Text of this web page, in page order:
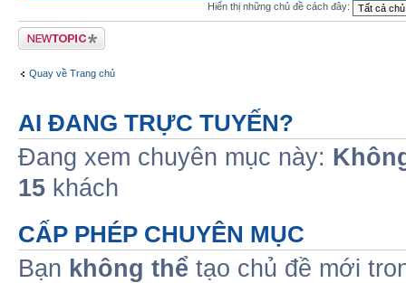
Hiển thị những chủ đề cách đây:
Tạo chủ đề mới
Quay về Trang chủ
AI ĐANG TRỰC TUYẾN?
Đang xem chuyên mục này:
15 khách
CẤP PHÉP CHUYÊN MỤC
Bạn không thể tạo chủ đề mới